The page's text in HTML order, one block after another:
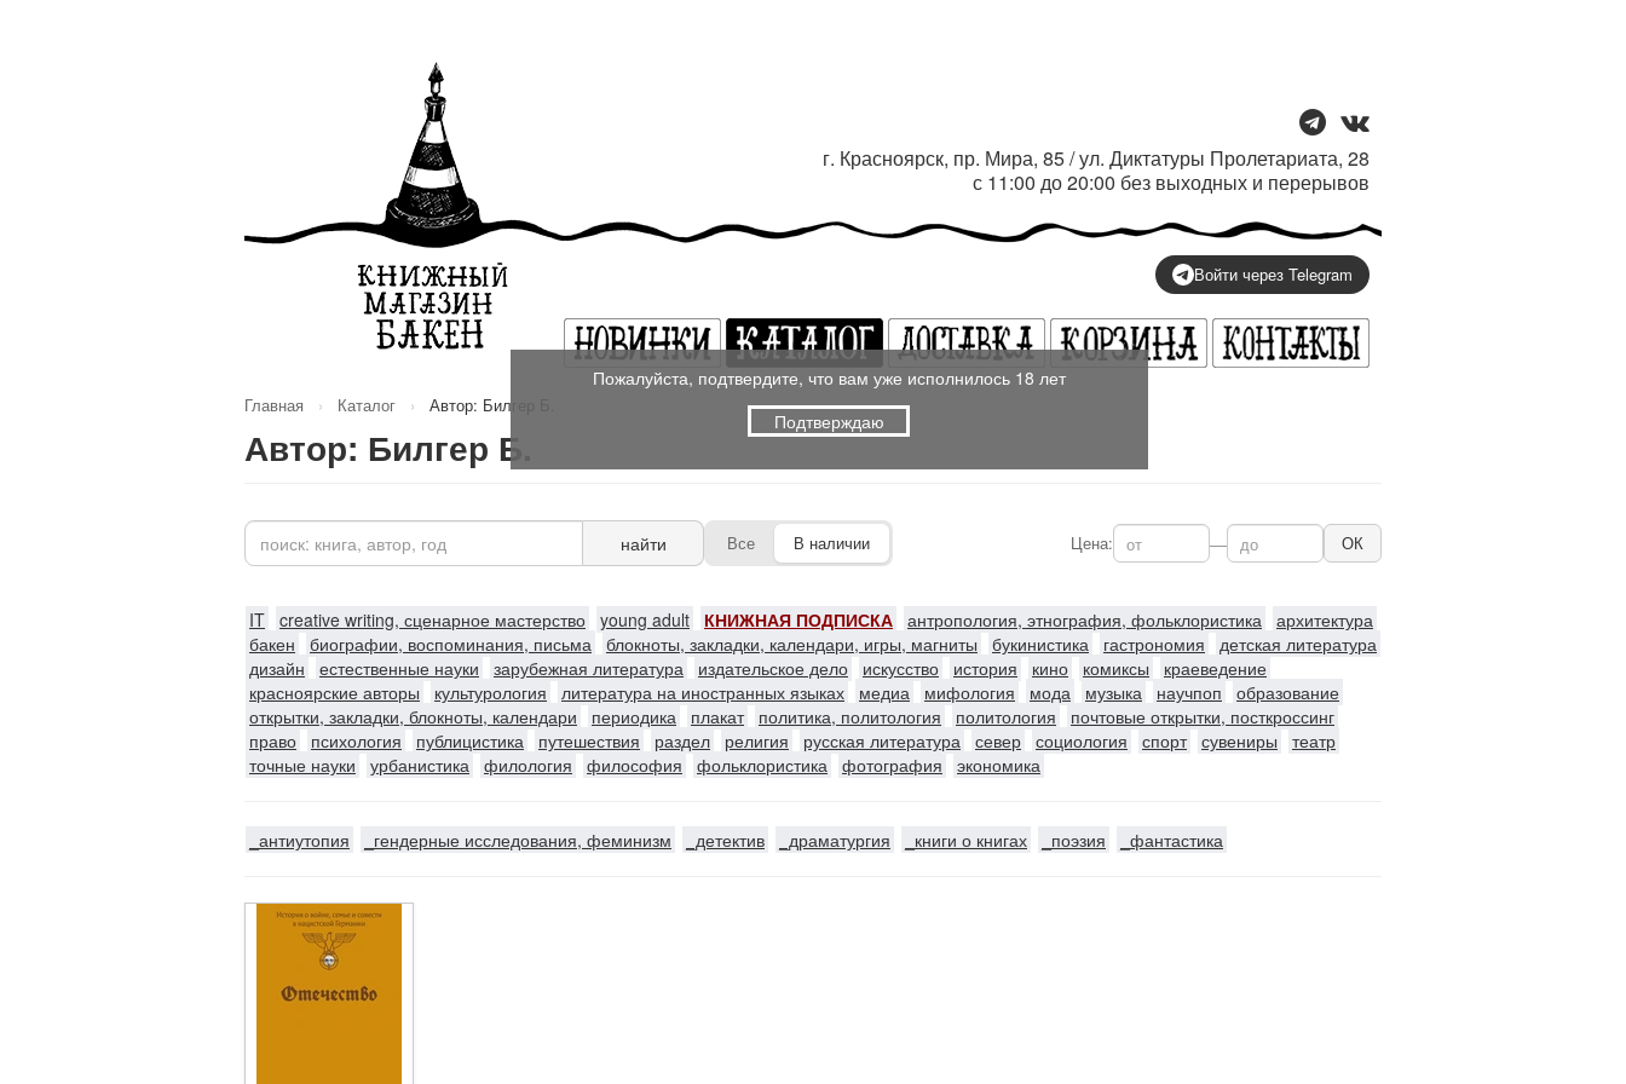
г. Красноярск, пр. Мира, 85 / ул. Диктатуры Пролетариата, 28
с 11:00 до 20:00 без выходных и перерывов
Войти через Telegram
Главная › Каталог › Автор: Билгер Б.
Автор: Билгер Б.
найти Все В наличии Цена: — ОК
IT creative writing, сценарное мастерство young adult КНИЖНАЯ ПОДПИСКА антропология, этнография, фольклористика архитектура
бакен
биографии, воспоминания, письма блокноты, закладки, календари, игры, магниты букинистика гастрономия
детская литература
дизайн
естественные науки зарубежная литература издательское дело искусство история кино комиксы
краеведение
красноярские авторы
культурология литература на иностранных языках медиа мифология мода музыка научпоп
образование
открытки, закладки, блокноты, календари
периодика плакат политика, политология политология
почтовые открытки, посткроссинг
право
психология публицистика путешествия раздел религия русская литература север социология спорт сувениры
театр
точные науки
урбанистика филология философия фольклористика фотография экономика
_антиутопия _гендерные исследования, феминизм _детектив _драматургия _книги о книгах _поэзия _фантастика
Пожалуйста, подтвердите, что вам уже исполнилось 18 лет
Подтверждаю